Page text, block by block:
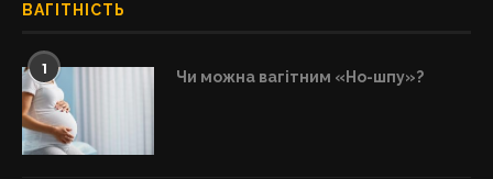
ВАГІТНІСТЬ
1 Чи можна вагітним «Но-шпу»?